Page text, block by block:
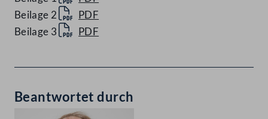
Beilage 2
PDF
Beilage 3
PDF
Beantwortet durch